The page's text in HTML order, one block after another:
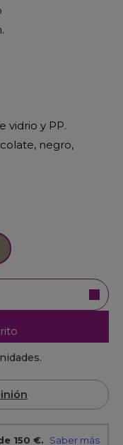
vidrio y PP.
negro,
arena